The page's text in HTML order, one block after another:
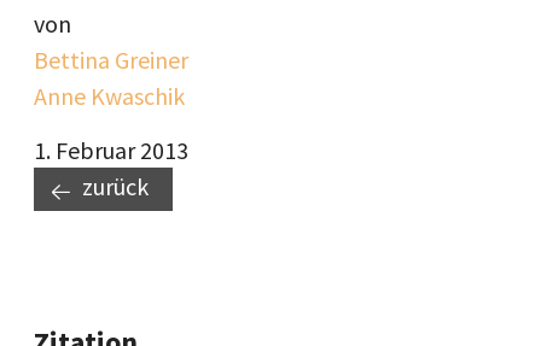
von
Bettina Greiner
Anne Kwaschik
1. Februar 2013
zurück